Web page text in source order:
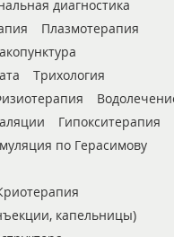
диагностика
Плазмотерапия
Трихология
Гипокситерапия
по Герасимову
капельницы)